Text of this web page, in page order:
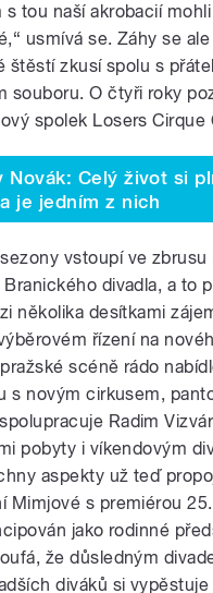
tou naší akrobacií
usmívá se. Záhy se
štěstí zkusí spolu s
souboru. O čtyři roky
spolek Losers Cirque
Novák: Celý život si
je jedním z nich
vstoupí ve
divadla, a to
několika desítkami
řízení na
scéně rádo
s novým cirkusem,
Radim
pobyty i víkendovým
aspekty už teď
Mimjové s premiérou
jako rodinné
že důsledným
diváků si